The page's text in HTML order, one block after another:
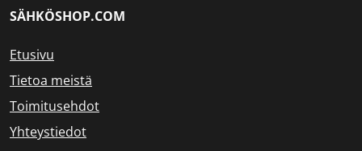
SÄHKÖSHOP.COM
Etusivu
Tietoa meistä
Toimitusehdot
Yhteystiedot